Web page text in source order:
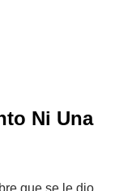
Ni Una
que se le dio